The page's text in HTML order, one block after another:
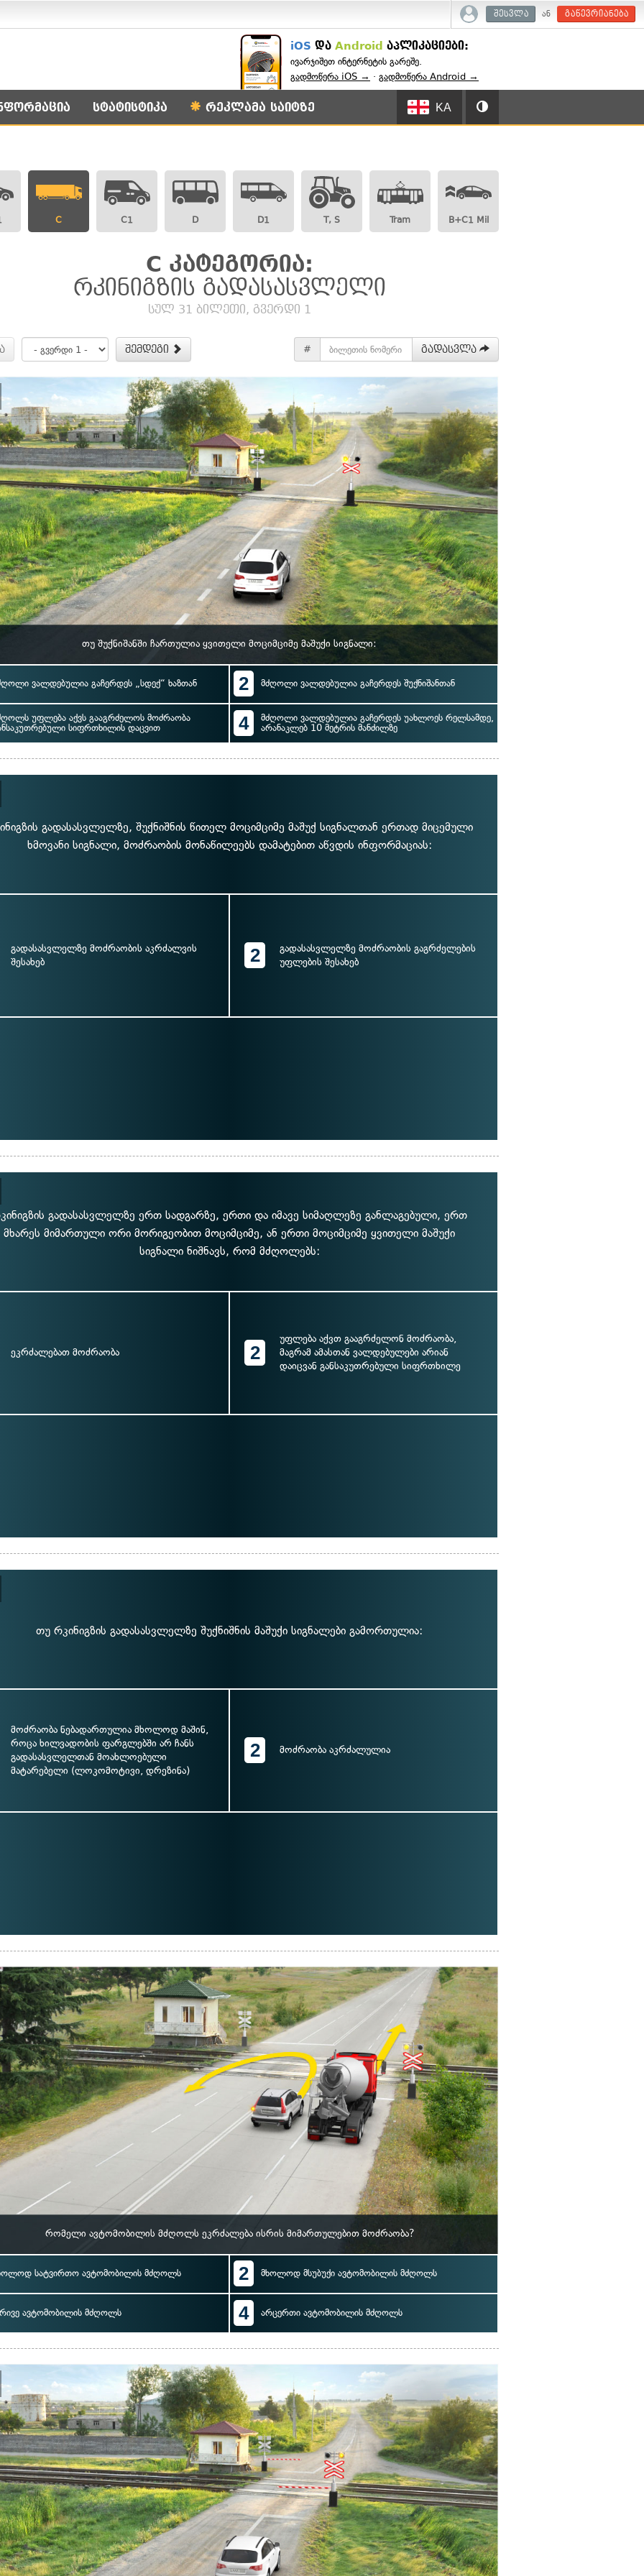
შესვლა ან გაწევრიანება
iOS და Android აპლიკაციები:
ივარჯიშეთ ინტერნეტის გარეშე.
გადმოწერა iOS → · გადმოწერა Android →
სტატისტიკა რეკლამა საიტზე KA
C C1 D D1 T, S Tram B+C1 Mil
C კატეგორია:
რკინიგზის გადასასვლელი
სულ 31 ბილეთი, გვერდი 1
შემდეგი # გადასვლა
თუ შუქნიშანში ჩართულია ყვითელი მოციმციმე მაშუქი სიგნალი:
ვალდებულია გაჩერდეს „სდექ“ ხაზთან 2 მძღოლი ვალდებულია გაჩერდეს შუქნიშანთან
უფლება აქვს გააგრძელოს მოძრაობა
სიფრთხილის დაცვით
4
მძღოლი ვალდებულია გაჩერდეს უახლოეს რელსამდე,
არანაკლებ 10 მეტრის მანძილზე
გადასასვლელზე, შუქნიშნის წითელ მოციმციმე მაშუქ სიგნალთან ერთად მიცემული
ხმოვანი სიგნალი, მოძრაობის მონაწილეებს დამატებით აწვდის ინფორმაციას:
გადასასვლელზე მოძრაობის აკრძალვის
შესახებ
2
გადასასვლელზე მოძრაობის გაგრძელების
უფლების შესახებ
გადასასვლელზე ერთ სადგარზე, ერთი და იმავე სიმაღლეზე განლაგებული, ერთ
მხარეს მიმართული ორი მორიგეობით მოციმციმე, ან ერთი მოციმციმე ყვითელი მაშუქი
სიგნალი ნიშნავს, რომ მძღოლებს:
ეკრძალებათ მოძრაობა 2
უფლება აქვთ გააგრძელონ მოძრაობა,
მაგრამ ამასთან ვალდებულები არიან
დაიცვან განსაკუთრებული სიფრთხილე
თუ რკინიგზის გადასასვლელზე შუქნიშნის მაშუქი სიგნალები გამორთულია:
მოძრაობა ნებადართულია მხოლოდ მაშინ,
როცა ხილვადობის ფარგლებში არ ჩანს
გადასასვლელთან მოახლოებული
მატარებელი (ლოკომოტივი, დრეზინა)
2 მოძრაობა აკრძალულია
რომელი ავტომობილის მძღოლს ეკრძალება ისრის მიმართულებით მოძრაობა?
სატვირთო ავტომობილის მძღოლს 2 მხოლოდ მსუბუქი ავტომობილის მძღოლს
ავტომობილის მძღოლს 4 არცერთი ავტომობილის მძღოლს